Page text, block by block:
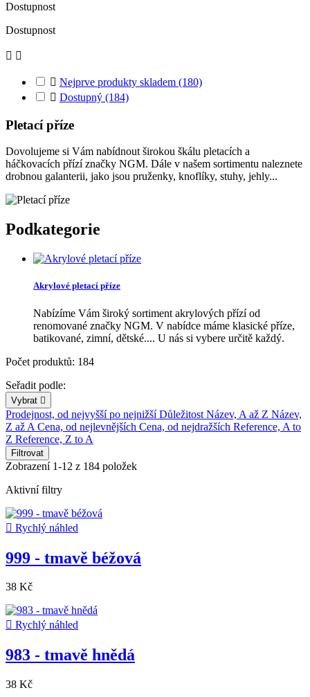
Dostupnost
Dostupnost
 
 Nejprve produkty skladem (180)
 Dostupný (184)
Pletací příze
Dovolujeme si Vám nabídnout širokou škálu pletacích a
háčkovacích přízí značky NGM. Dále v našem sortimentu naleznete
drobnou galanterii, jako jsou pruženky, knoflíky, stuhy, jehly...
Podkategorie
Akrylové pletací příze
Nabízíme Vám široký sortiment akrylových přízí od
renomované značky NGM. V nabídce máme klasické příze,
batikované, zimní, dětské.... U nás si vybere určitě každý.
Počet produktů: 184
Seřadit podle:
Vybrat 
Prodejnost, od nejvyšší po nejnižšíDůležitost Název, A až Z Název,
Z až A Cena, od nejlevnějších Cena, od nejdražších Reference, A to
Z Reference, Z to A
Filtrovat
Zobrazení 1-12 z 184 položek
Aktivní filtry
 Rychlý náhled
999 - tmavě béžová
38 Kč
 Rychlý náhled
983 - tmavě hnědá
38 Kč